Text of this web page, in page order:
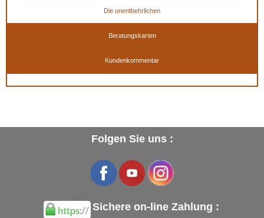
Die unentbehrlichen
Beratungskarten
Kundenkommentar
Folgen Sie uns :
Sichere on-line Zahlung :